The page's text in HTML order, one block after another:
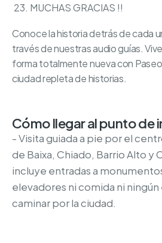
MUCHAS GRACIAS !!
Conoce la historia detrás de cada
través de nuestras audio guías.
forma totalmente nueva con
ciudad repleta de historias.
Cómo llegar al punto de
- Visita guiada a pie por el
de Baixa, Chiado, Barrio Alto y
incluye entradas a
elevadores ni comida ni ningún
caminar por la ciudad.